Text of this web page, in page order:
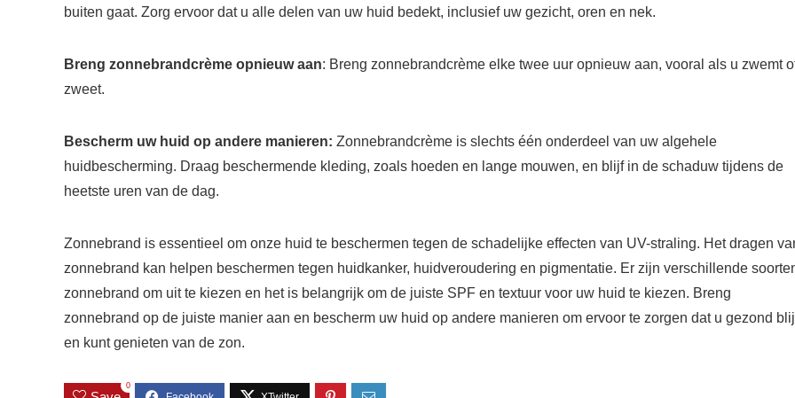
buiten gaat. Zorg ervoor dat u alle delen van uw huid bedekt, inclusief uw gezicht, oren en nek.
Breng zonnebrandcrème opnieuw aan: Breng zonnebrandcrème elke twee uur opnieuw aan, vooral als u zwemt
zweet.
Bescherm uw huid op andere manieren: Zonnebrandcrème is slechts één onderdeel van uw algehele
huidbescherming. Draag beschermende kleding, zoals hoeden en lange mouwen, en blijf in de schaduw tijdens de
heetste uren van de dag.
Zonnebrand is essentieel om onze huid te beschermen tegen de schadelijke effecten van UV-straling. Het dragen
zonnebrand kan helpen beschermen tegen huidkanker, huidveroudering en pigmentatie. Er zijn verschillende
zonnebrand om uit te kiezen en het is belangrijk om de juiste SPF en textuur voor uw huid te kiezen. Breng
zonnebrand op de juiste manier aan en bescherm uw huid op andere manieren om ervoor te zorgen dat u gezond
en kunt genieten van de zon.
0